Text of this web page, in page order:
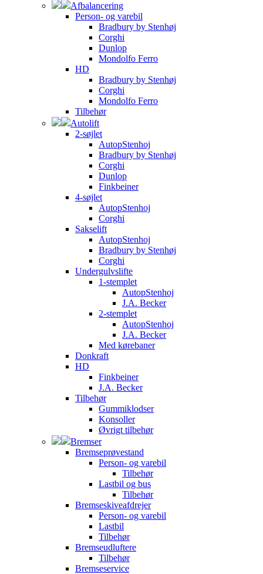
Afbalancering
Person- og varebil
Bradbury by Stenhøj
Corghi
Dunlop
Mondolfo Ferro
HD
Bradbury by Stenhøj
Corghi
Mondolfo Ferro
Tilbehør
Autolift
2-søjlet
AutopStenhoj
Bradbury by Stenhøj
Corghi
Dunlop
Finkbeiner
4-søjlet
AutopStenhoj
Corghi
Sakselift
AutopStenhoj
Bradbury by Stenhøj
Corghi
Undergulvslifte
1-stemplet
AutopStenhoj
J.A. Becker
2-stemplet
AutopStenhoj
J.A. Becker
Med kørebaner
Donkraft
HD
Finkbeiner
J.A. Becker
Tilbehør
Gummiklodser
Konsoller
Øvrigt tilbehør
Bremser
Bremseprøvestand
Person- og varebil
Tilbehør
Lastbil og bus
Tilbehør
Bremseskiveafdrejer
Person- og varebil
Lastbil
Tilbehør
Bremseudluftere
Tilbehør
Bremseservice